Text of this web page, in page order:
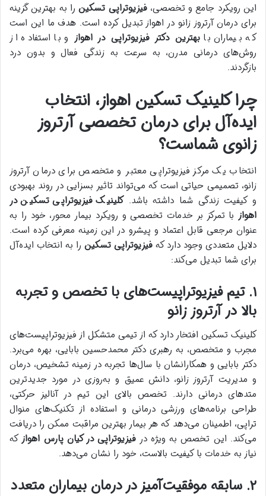
این رویکرد جامع و تخصصی،فیزیوتراپی تسکینرا به بهترین گزینه
برای درمان آرتروز زانو در اهواز تبدیل کرده است. هدف ما این است
که بیماران بابهترین دکتر فیزیوتراپی در اهواز و با استفاده از
روش‌های درمانی مدرن، به سرعت به زندگی فعال و بدون درد
بازگردند.
چرا کلینیک تسکین اهواز، انتخاب
ایده‌آل برای درمان تخصصی آرتروز
زانوی شماست؟
انتخاب یک مرکز فیزیوتراپی معتبر و متخصص برای درمان آرتروز
زانو، تصمیمی حیاتی است که می‌تواند تاثیر بسزایی در روند بهبودی
و کیفیت زندگی شما داشته باشد.کلینیک فیزیوتراپی تسکین در
اهواز با تمرکز بر خدمات تخصصی و رویکرد بیمار محور، خود را به
عنوان مرجعی قابل اعتماد و پیشرو در این زمینه معرفی کرده است.
دلایل متعددی وجود دارد که فیزیوتراپی تسکین را به انتخاب ایده‌آل
برای شما تبدیل می‌کند:
۱. تیم فیزیوتراپیست‌های با تخصص و تجربه
بالا در آرتروز زانو
کلینیک تسکین افتخار دارد که از تیمی متشکل از فیزیوتراپیست‌های
مجرب و متخصص، به رهبری دکتر محمدحسین بابایی، بهره می‌برد.
دکتر بابایی و همکارانشان با سال‌ها تجربه در زمینه تشخیص، درمان
و مدیریت آرتروز زانو، دانش عمیق و به‌روزی در مورد جدیدترین
متدهای درمانی دارند. تخصص بالای این تیم در آنالیز حرکتی،
طراحی برنامه‌های ورزشی درمانی و استفاده از تکنیک‌های منوال
تراپی، اطمینان می‌دهد که هر بیمار بهترین مراقبت ممکن را دریافت
می‌کند. این تخصص به ویژه در فیزیوتراپی در کیان پارس اهواز که
نیاز به خدمات با کیفیت بالاست، خود را نشان می‌دهد.
۲. سابقه موفقیت‌آمیز در درمان بیماران متعدد